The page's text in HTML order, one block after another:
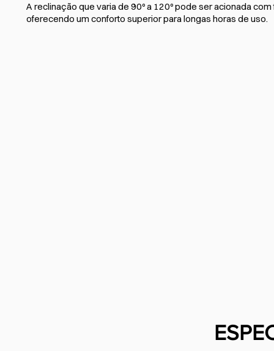
A reclinação que varia de 90º a 120º pode ser acionada
oferecendo um conforto superior para longas horas de uso.